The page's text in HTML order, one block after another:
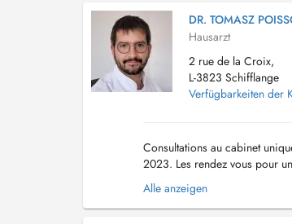
DR. TOMASZ
Hausarzt
2 rue de la Croix,
L-3823 Schifflange
Verfügbarkeiten der
Consultations au cabinet
2023. Les rendez vous pour
combinés à d'autre motif de
Alle anzeigen